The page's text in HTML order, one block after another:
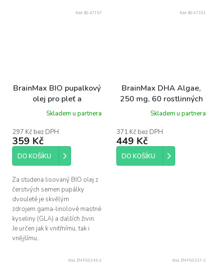
BrainMax BIO pupalkový
olej pro pleť a
hormonální rovnováhu,
Skladem u partnera
297 Kč bez DPH
359 Kč
DO KOŠÍKU
Za studena lisovaný BIO olej z
čerstvých semen pupálky
dvouleté je skvělým
zdrojem gama-linolové mastné
kyseliny (GLA) a dalších živin.
Je určen jak k vnitřnímu, tak i
vnějšímu...
Kód: SB-47157
BrainMax DHA Algae,
250 mg, 60 rostlinných
softgelových kapslí
Skladem u partnera
371 Kč bez DPH
449 Kč
DO KOŠÍKU
Kód: SB-67101
Kód: ZM-P30245-2 Kód: ZM-P30237-2